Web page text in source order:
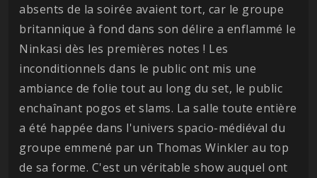
absents de la soirée avaient tort, car le groupe
britannique à fond dans son délire a enflammé le
Ninkasi dès les premières notes ! Les
inconditionnels dans le public ont mis une
ambiance de folie tout au long du set, le public
enchaînant pogos et slams. La salle toute entière
a été happée dans l'univers spacio-médiéval du
groupe emmené par un Thomas Winkler au top
de sa forme. C'est un véritable show auquel ont